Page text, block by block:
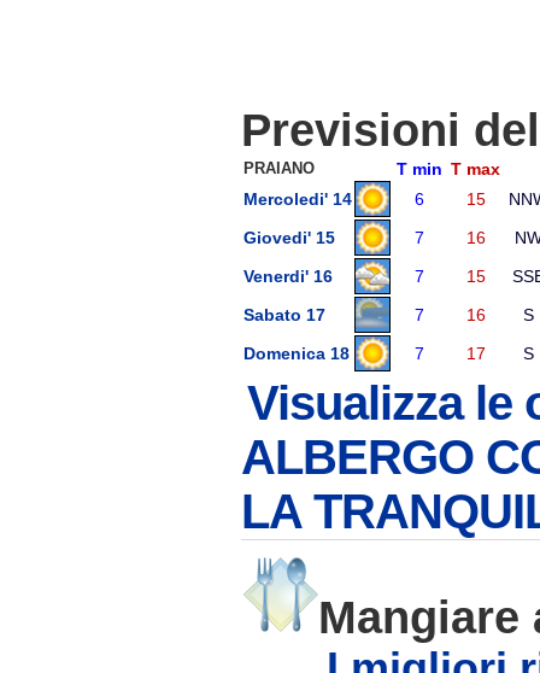
Previsioni
PRAIANO T min T max
Mercoledi' 14
6 15
Giovedi' 15
7 16
Venerdi' 16
7 15
Sabato 17
7 16
S
Domenica 18
7 17 S
Visualizza le
ALBERGO
LA
Mangiare